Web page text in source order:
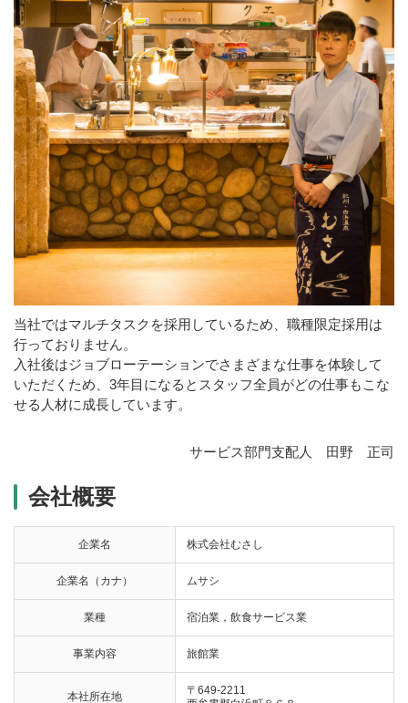
当社ではマルチタスクを採用しているため、職種限定採用は
行っておりません。
入社後はジョブローテーションでさまざまな仕事を体験して
いただくため、3年目になるとスタッフ全員がどの仕事もこな
せる人材に成長しています。
サービス部門支配人 田野 正司
会社概要
企業名 株式会社むさし
企業名（カナ） ムサシ
業種 宿泊業，飲食サービス業
事業内容 旅館業
本社所在地
〒649-2211